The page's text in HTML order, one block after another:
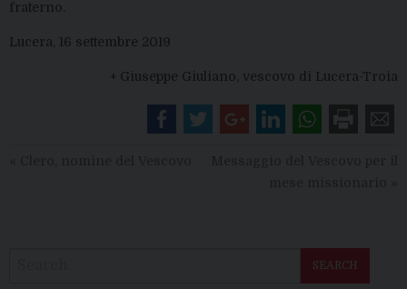
fraterno.
Lucera, 16 settembre 2019
+ Giuseppe Giuliano, vescovo di Lucera-Troia
SEARCH